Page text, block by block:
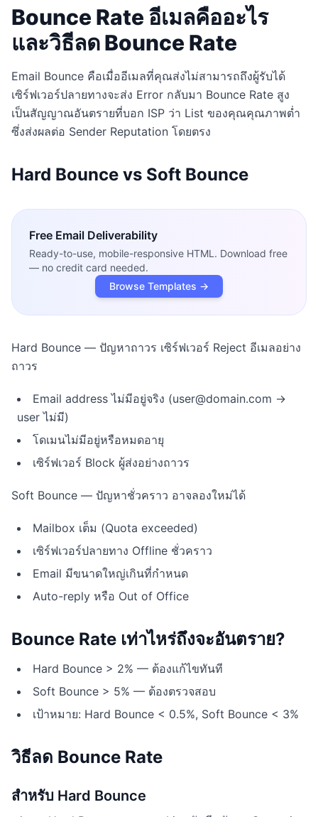
Start 7-Day $1 Trial
Bounce Rate อีเมลคืออะไร
และวิธีลด Bounce Rate
Email Bounce คือเมื่ออีเมลที่คุณส่งไม่สามารถถึงผู้รับได้
เซิร์ฟเวอร์ปลายทางจะส่ง Error กลับมา Bounce Rate สูง
เป็นสัญญาณอันตรายที่บอก ISP ว่า List ของคุณคุณภาพต่ำ
ซึ่งส่งผลต่อ Sender Reputation โดยตรง
Hard Bounce vs Soft Bounce
Free Email Deliverability
Ready-to-use, mobile-responsive HTML. Download free
— no credit card needed.
Browse Templates →
Hard Bounce — ปัญหาถาวร เซิร์ฟเวอร์ Reject อีเมลอย่าง
ถาวร
Email address ไม่มีอยู่จริง (user@domain.com →
user ไม่มี)
โดเมนไม่มีอยู่หรือหมดอายุ
เซิร์ฟเวอร์ Block ผู้ส่งอย่างถาวร
Soft Bounce — ปัญหาชั่วคราว อาจลองใหม่ได้
Mailbox เต็ม (Quota exceeded)
เซิร์ฟเวอร์ปลายทาง Offline ชั่วคราว
Email มีขนาดใหญ่เกินที่กำหนด
Auto-reply หรือ Out of Office
Bounce Rate เท่าไหร่ถึงจะอันตราย?
Hard Bounce > 2% — ต้องแก้ไขทันที
Soft Bounce > 5% — ต้องตรวจสอบ
เป้าหมาย: Hard Bounce < 0.5%, Soft Bounce < 3%
วิธีลด Bounce Rate
สำหรับ Hard Bounce